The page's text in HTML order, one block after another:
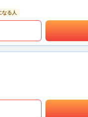
なる人